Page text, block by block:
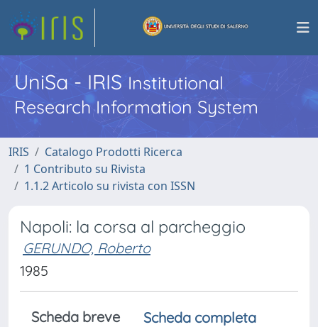
UniSa - IRISInstitutional
Research Information System
IRIS
Catalogo Prodotti Ricerca
1 Contributo su Rivista
1.1.2 Articolo su rivista con ISSN
Napoli: la corsa al parcheggio
GERUNDO, Roberto
1985
Scheda breve
Scheda completa